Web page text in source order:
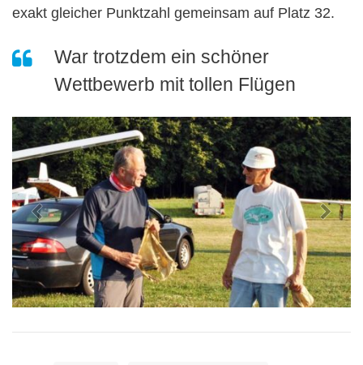
exakt gleicher Punktzahl gemeinsam auf Platz 32.
War trotzdem ein schöner
Wettbewerb mit tollen Flügen
Previous Next